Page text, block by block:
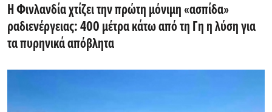
Η Φινλανδία χτίζει την πρώτη μόνιμη «ασπίδα»
ραδιενέργειας: 400 μέτρα κάτω από τη Γη η λύση για
τα πυρηνικά απόβλητα